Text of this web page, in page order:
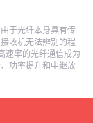
于光纤本身具有传
收机无法辨别的程
速率的光纤通信成为
功率提升和中继放